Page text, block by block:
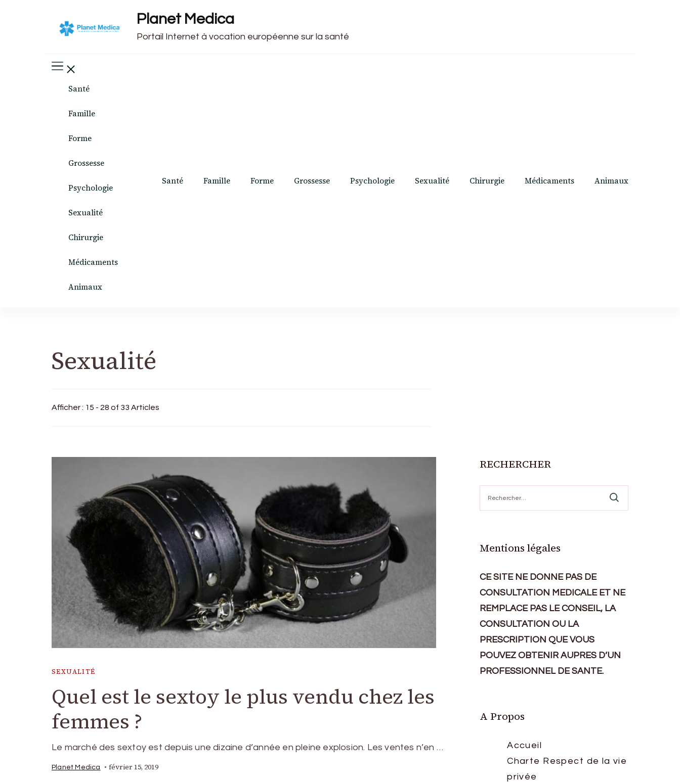
Planet Medica
Portail Internet à vocation européenne sur la santé
Santé
Famille
Forme
Grossesse
Psychologie
Sexualité
Chirurgie
Médicaments
Animaux
Santé Famille Forme Grossesse Psychologie Sexualité Chirurgie Médicaments Animaux
Sexualité
Afficher : 15 - 28 of 33 Articles
SEXUALITÉ
Quel est le sextoy le plus vendu chez les
femmes ?
Le marché des sextoy est depuis une dizaine d’année en pleine explosion. Les ventes n’en …
Planet Medica février 15, 2019
RECHERCHER
Mentions légales
CE SITE NE DONNE PAS DE
CONSULTATION MEDICALE ET NE
REMPLACE PAS LE CONSEIL, LA
CONSULTATION OU LA
PRESCRIPTION QUE VOUS
POUVEZ OBTENIR AUPRES D’UN
PROFESSIONNEL DE SANTE.
A Propos
Accueil
Charte Respect de la vie
privée